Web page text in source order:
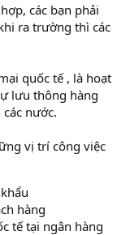
các bạn phải
ra trường thì các
quốc tế , là hoạt
lưu thông hàng
nước.
vị trí công việc
hàng
tế tại ngân hàng